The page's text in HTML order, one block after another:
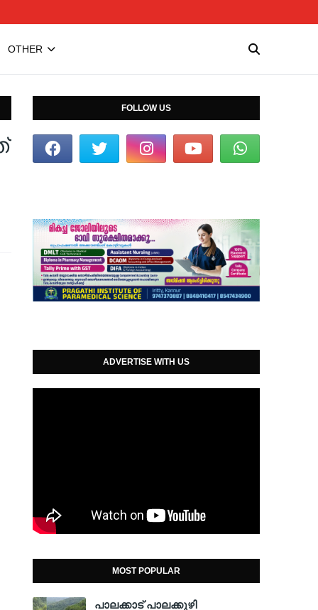
OTHER
FOLLOW US
ADVERTISE WITH US
MOST POPULAR
പാലക്കാട് പാലക്കുഴി